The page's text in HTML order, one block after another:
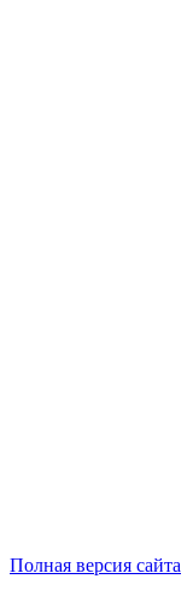
Полная версия сайта